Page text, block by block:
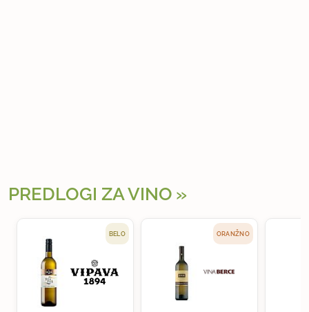
PREDLOGI ZA VINO
BELO ORANŽNO